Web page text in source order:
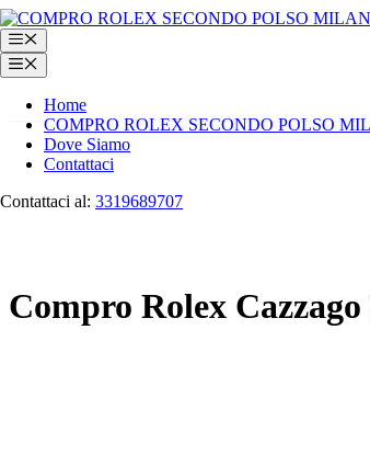
Vai
al
contenuto
Menu
Menu
Home
COMPRO ROLEX SECONDO POLSO
Dove Siamo
Contattaci
Contattaci al: 3319689707
Compro Rolex